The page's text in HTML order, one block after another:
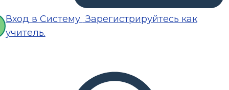
Вход в Систему Зарегистрируйтесь как
учитель.